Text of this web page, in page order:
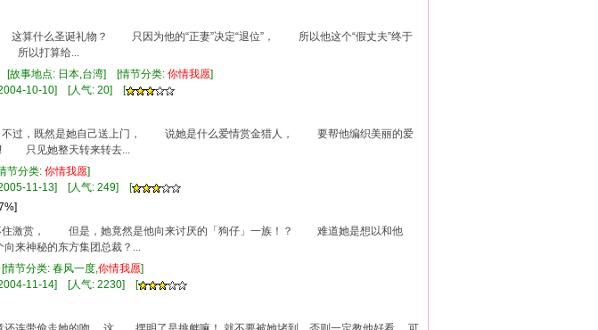
什么圣诞礼物？ 只因为他的“正妻”决定“退位”， 所以他这个“假丈夫”终于
所以打算给...
[故事地点: 日本,台湾] [情节分类: 你情我愿]
10-10] [人气: 20] [
，既然是她自己送上门， 说她是什么爱情赏金猎人， 要帮他编织美丽的爱
只见她整天转来转去...
节分类: 你情我愿]
11-13] [人气: 249] [
赏， 但是，她竟然是他向来讨厌的「狗仔」一族！？ 难道她是想以和他
来神秘的东方集团总裁？...
节分类: 春风一度,你情我愿]
11-14] [人气: 2230] [